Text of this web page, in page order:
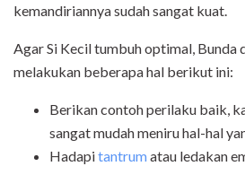
kemandiriannya sudah sangat kuat.
Agar Si Kecil tumbuh optimal, Bunda
melakukan beberapa hal berikut ini:
Berikan contoh perilaku baik,
sangat mudah meniru hal-hal
Hadapitantrumatau ledakan